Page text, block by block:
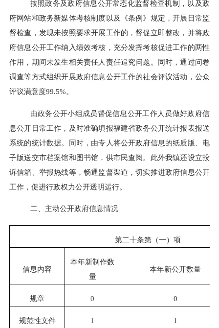
按照政务及政府信息公开常态化监督检查机制，以及政
府网站和政务新媒体考核制度以及
《条例》规定 ，开展日常监
督检查，发现未按照要求开展工作的，督促立即整改，并将政
府信息公开工作纳入绩效考核，充分发挥考核促进工作的两性
作用，期间未发生相关责任人责任追究问题。同时，通过问卷
调查等方式组织开展政府信息公开工作的社会评议活动，公众
评议满意度99.5%。
由政务公开小组成员督促信息公开工作人员做好政府信
息公开日常工作，及时准确填报福建省政务公开统计报表报送
系统的统计数据。 同时，由专人将公开政府信息的纸质版、电
子版送交市档案馆和图书馆，供市民查阅。此外我镇还设立投
诉信箱、举报热线等，畅通监督渠道，切实推进政府信息公开
工作，促进行政权力公开透明运行。
二、主动公开政府信息情况
第二十条第（一）项
信息内容
本年新制作数
量
本年新公开数量
规章 0 0
规范性文件 1 1